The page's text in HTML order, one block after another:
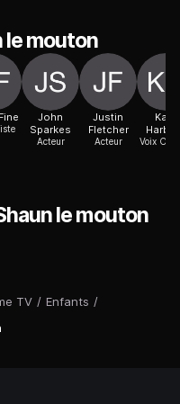
TV / Enfants /
le mouton
John
Sparkes
Acteur
Justin
Fletcher
Acteur
Kate
Voix Off
le mouton